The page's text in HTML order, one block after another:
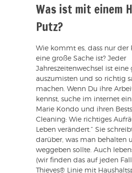
Was ist mit einem
Putz?
Wie kommt es, dass nur der
eine große Sache ist? Jeder
Jahreszeitenwechsel ist eine
auszumisten und so richtig
machen. Wenn Du ihre
kennst, suche im internet
Marie Kondo und ihren
Cleaning: Wie richtiges
Leben verändert.“ Sie
darüber, was man behalten
weggeben sollte. Auch
(wir finden das auf jeden
Thieves® Linie mit